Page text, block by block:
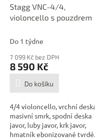
Stagg VNC-4/4,
violoncello s pouzdrem
Do 1 týdne
7 099 Kč bez DPH
8 590 Kč
Do košíku
4/4 violoncello, vrchní
masivní smrk, spodní deska
javor, luby javor, krk javor,
hmatník ebonizované